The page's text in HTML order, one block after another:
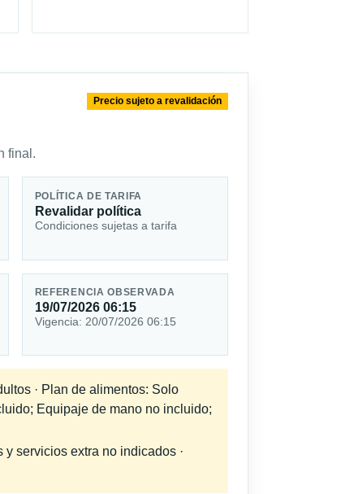
final.
Precio sujeto a revalidación
POLÍTICA DE TARIFA
Revalidar política
Condiciones sujetas a tarifa
REFERENCIA OBSERVADA
19/07/2026 06:15
Vigencia: 20/07/2026 06:15
· Plan de alimentos: Solo
Equipaje de mano no incluido;
servicios extra no indicados ·